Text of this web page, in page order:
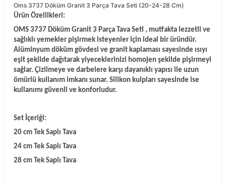
Oms 3737 Döküm Granit 3 Parça Tava Seti (20-24-28 Cm)
Ürün Özellikleri:
OMS 3737 Döküm Granit 3 Parça Tava Seti , mutfakta lezzetli ve
sağlıklı yemekler pişirmek isteyenler için ideal bir üründür.
Alüminyum döküm gövdesi ve granit kaplaması sayesinde ısıyı
eşit şekilde dağıtarak yiyeceklerinizi homojen şekilde pişirmeyi
sağlar. Çizilmeye ve darbelere karşı dayanıklı yapısı ile uzun
ömürlü kullanım imkanı sunar. Silikon kulpları sayesinde ise
kullanımı güvenli ve konforludur.
Set İçeriği:
20 cm Tek Saplı Tava
24 cm Tek Saplı Tava
28 cm Tek Saplı Tava